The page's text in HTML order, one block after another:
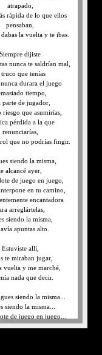
atrapado,
rápida de lo que ellos
pensaban,
la vuelta y te ibas.
Siempre dijiste
nunca te saldrían mal,
truco que tenías
durara el juego
tiempo,
parte de jugador,
riesgo que asumirías,
pérdida a la que
renunciarías,
que no podrías fingir.
siendo la misma,
alcancé ayer,
de juego en juego,
en tu camino,
encantadora
arreglártelas,
siendo la misma,
apuntas alto.
Estuviste allí,
te miraban jugar,
vuelta y me marché,
nada que decir.
siendo la misma...
siendo la misma...
de juego en juego...
nunca cambian...